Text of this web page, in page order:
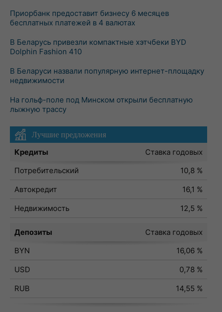
Приорбанк предоставит бизнесу 6 месяцев
бесплатных платежей в 4 валютах
В Беларусь привезли компактные хэтчбеки BYD
Dolphin Fashion 410
В Беларуси назвали популярную интернет-площадку
недвижимости
На гольф-поле под Минском открыли бесплатную
лыжную трассу
Лучшие предложения
Кредиты
Ставка годовых
Потребительский
10,8 %
Автокредит
16,1 %
Недвижимость
12,5 %
Депозиты
Ставка годовых
BYN
16,06 %
USD
0,78 %
RUB
14,55 %